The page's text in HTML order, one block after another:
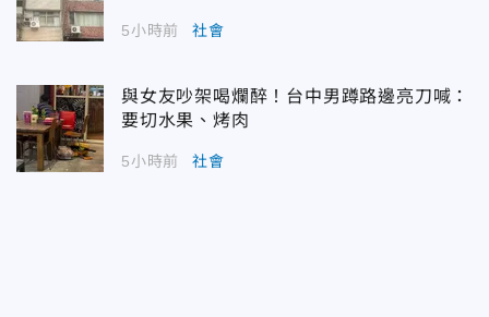
5小時前 社會
與女友吵架喝爛醉！台中男蹲路邊亮刀喊：
要切水果、烤肉
5小時前 社會